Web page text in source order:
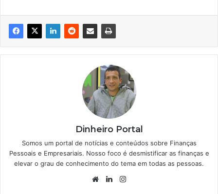
Dinheiro Portal
Somos um portal de notícias e conteúdos sobre Finanças
Pessoais e Empresariais. Nosso foco é desmistificar as finanças e
elevar o grau de conhecimento do tema em todas as pessoas.
WebsiteLinkedin